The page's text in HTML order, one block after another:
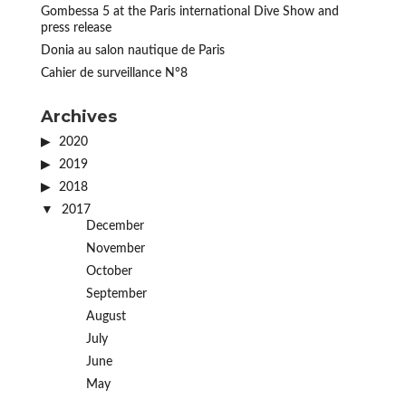
Gombessa 5 at the Paris international Dive Show and
press release
Donia au salon nautique de Paris
Cahier de surveillance N°8
Archives
2020
2019
2018
2017
December
November
October
September
August
July
June
May